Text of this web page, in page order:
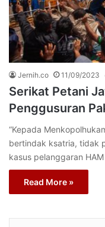
Jernih.co 11/09/2023
Serikat Petani
Penggusuran
“Kepada
bertindak ksatria, tidak
kasus pelanggaran
Read More »